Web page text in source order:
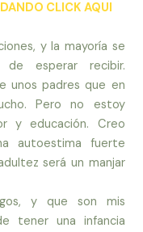
DANDO CLICK AQUI
y la mayoría se
esperar recibir.
unos padres que en
Pero no estoy
y educación. Creo
autoestima fuerte
será un manjar
y que son mis
tener una infancia